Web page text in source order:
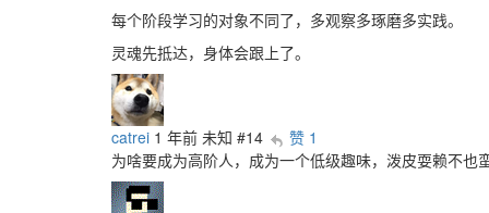
每个阶段学习的对象不同了，多观察多琢磨多实践。
灵魂先抵达，身体会跟上了。
catrei 1 年前 未知 #14
赞 1
为啥要成为高阶人，成为一个低级趣味，泼皮耍赖不也蛮